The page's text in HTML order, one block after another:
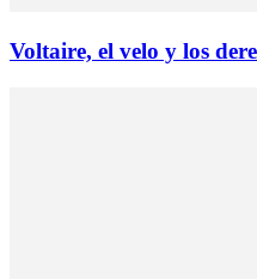
Voltaire, el velo y los